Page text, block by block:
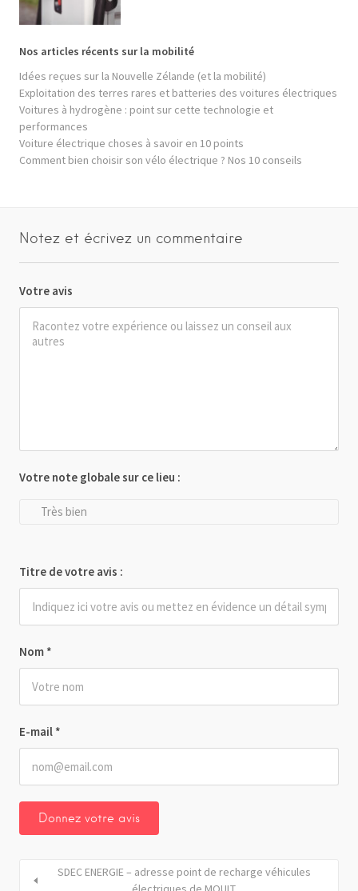
Nos articles récents sur la mobilité
Idées reçues sur la Nouvelle Zélande (et la mobilité)
Exploitation des terres rares et batteries des voitures électriques
Voitures à hydrogène : point sur cette technologie et
performances
Voiture électrique choses à savoir en 10 points
Comment bien choisir son vélo électrique ? Nos 10 conseils
Notez et écrivez un commentaire
Votre avis
Nom *
E-mail *
Votre note globale sur ce lieu :
Très bien
Titre de votre avis :
SDEC ENERGIE – adresse point de recharge véhicules